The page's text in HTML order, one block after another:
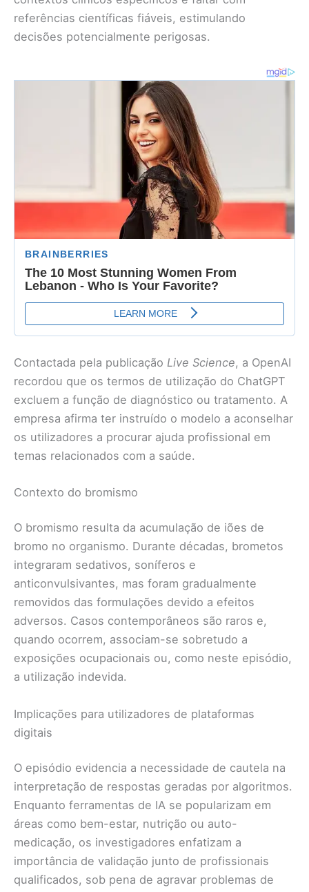
referências científicas fiáveis, estimulando
decisões potencialmente perigosas.
Contactada pela publicação Live Science, a OpenAI
recordou que os termos de utilização do ChatGPT
excluem a função de diagnóstico ou tratamento. A
empresa afirma ter instruído o modelo a aconselhar
os utilizadores a procurar ajuda profissional em
temas relacionados com a saúde.
Contexto do bromismo
O bromismo resulta da acumulação de iões de
bromo no organismo. Durante décadas, brometos
integraram sedativos, soníferos e
anticonvulsivantes, mas foram gradualmente
removidos das formulações devido a efeitos
adversos. Casos contemporâneos são raros e,
quando ocorrem, associam-se sobretudo a
exposições ocupacionais ou, como neste episódio,
a utilização indevida.
Implicações para utilizadores de plataformas
digitais
O episódio evidencia a necessidade de cautela na
interpretação de respostas geradas por algoritmos.
Enquanto ferramentas de IA se popularizam em
áreas como bem-estar, nutrição ou auto-
medicação, os investigadores enfatizam a
importância de validação junto de profissionais
qualificados, sob pena de agravar problemas de